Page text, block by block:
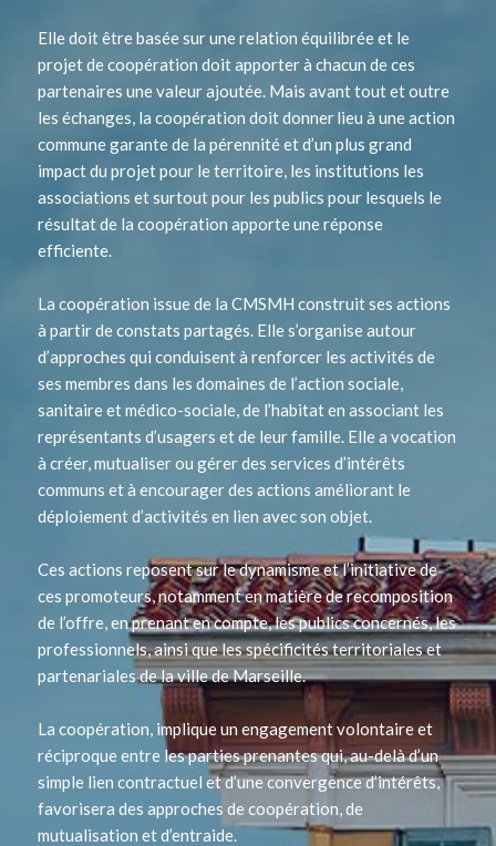
Elle doit être basée sur une relation équilibrée et le
projet de coopération doit apporter à chacun de ces
partenaires une valeur ajoutée. Mais avant tout et outre
les échanges, la coopération doit donner lieu à une action
commune garante de la pérennité et d’un plus grand
impact du projet pour le territoire, les institutions les
associations et surtout pour les publics pour lesquels le
résultat de la coopération apporte une réponse
efficiente.
La coopération issue de la CMSMH construit ses actions
à partir de constats partagés. Elle s’organise autour
d’approches qui conduisent à renforcer les activités de
ses membres dans les domaines de l’action sociale,
sanitaire et médico-sociale, de l’habitat en associant les
représentants d’usagers et de leur famille. Elle a vocation
à créer, mutualiser ou gérer des services d’intérêts
communs et à encourager des actions améliorant le
déploiement d’activités en lien avec son objet.
Ces actions reposent sur le dynamisme et l’initiative de
ces promoteurs, notamment en matière de recomposition
de l’offre, en prenant en compte, les publics concernés, les
professionnels, ainsi que les spécificités territoriales et
partenariales de la ville de Marseille.
La coopération, implique un engagement volontaire et
réciproque entre les parties prenantes qui, au-delà d’un
simple lien contractuel et d’une convergence d’intérêts,
favorisera des approches de coopération, de
mutualisation et d’entraide.